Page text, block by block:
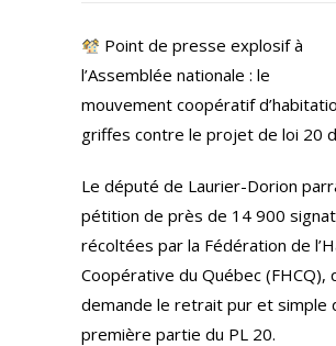
Point de presse explosif à
l’Assemblée nationale : le
mouvement coopératif
griffes contre le projet de loi 20
Le député de Laurier-Dorion
pétition de près de 14 900
récoltées par la Fédération de
Coopérative du Québec (FHCQ),
demande le retrait pur et simple
première partie du PL 20.